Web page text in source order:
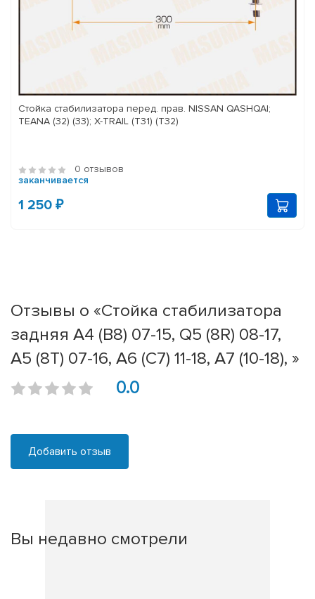
Стойка стабилизатора перед. прав. NISSAN QASHQAI;
TEANA (32) (33); X-TRAIL (T31) (T32)
0 отзывов
заканчивается
1 250 ₽
Отзывы о «Стойка стабилизатора
задняя A4 (B8) 07-15, Q5 (8R) 08-17,
A5 (8T) 07-16, A6 (C7) 11-18, A7 (10-18), »
0.0
Добавить отзыв
Вы недавно смотрели